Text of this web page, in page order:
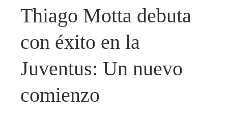
Thiago Motta debuta
con éxito en la
Juventus: Un nuevo
comienzo